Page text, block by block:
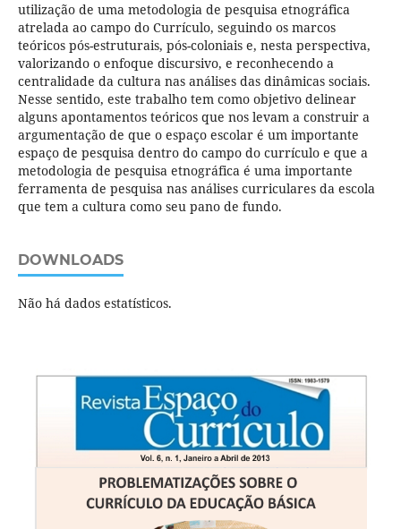
utilização de uma metodologia de pesquisa etnográfica
atrelada ao campo do Currículo, seguindo os marcos
teóricos pós-estruturais, pós-coloniais e, nesta perspectiva,
valorizando o enfoque discursivo, e reconhecendo a
centralidade da cultura nas análises das dinâmicas sociais.
Nesse sentido, este trabalho tem como objetivo delinear
alguns apontamentos teóricos que nos levam a construir a
argumentação de que o espaço escolar é um importante
espaço de pesquisa dentro do campo do currículo e que a
metodologia de pesquisa etnográfica é uma importante
ferramenta de pesquisa nas análises curriculares da escola
que tem a cultura como seu pano de fundo.
DOWNLOADS
Não há dados estatísticos.